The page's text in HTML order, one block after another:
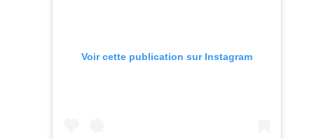
Voir cette publication sur Instagram